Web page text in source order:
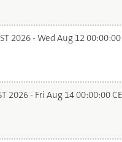
2026 - Wed Aug 12 00:00:00
2026 - Fri Aug 14 00:00:00